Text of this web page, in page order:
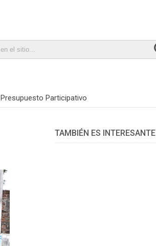
Presupuesto Participativo
TAMBIÉN ES INTERESANTE